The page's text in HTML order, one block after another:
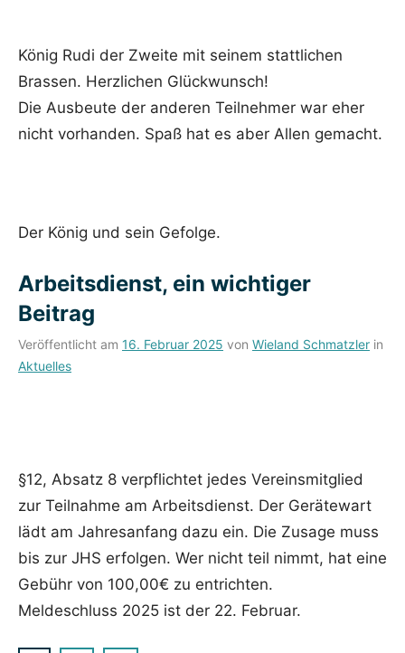
König Rudi der Zweite mit seinem stattlichen
Brassen. Herzlichen Glückwunsch!
Die Ausbeute der anderen Teilnehmer war eher
nicht vorhanden. Spaß hat es aber Allen gemacht.
Der König und sein Gefolge.
Arbeitsdienst, ein wichtiger
Beitrag
Veröffentlicht am 16. Februar 2025 von Wieland Schmatzler in
Aktuelles
§12, Absatz 8 verpflichtet jedes Vereinsmitglied
zur Teilnahme am Arbeitsdienst. Der Gerätewart
lädt am Jahresanfang dazu ein. Die Zusage muss
bis zur JHS erfolgen. Wer nicht teil nimmt, hat eine
Gebühr von 100,00€ zu entrichten.
Meldeschluss 2025 ist der 22. Februar.